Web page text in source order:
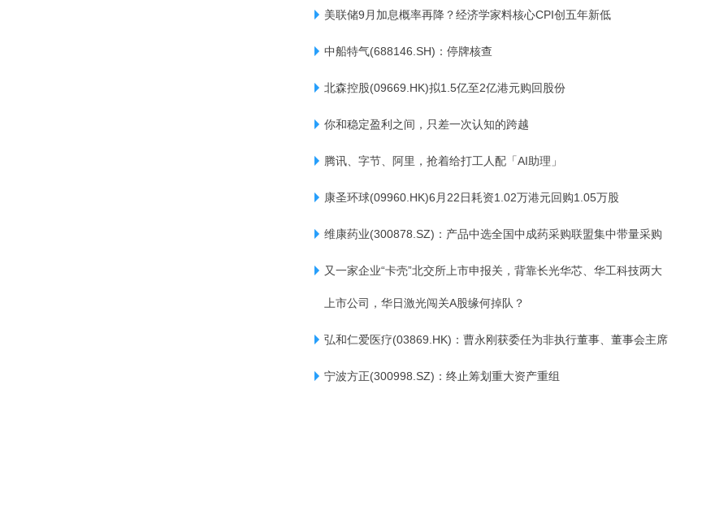
美联储9月加息概率再降？经济学家料核心CPI创五年新低
中船特气(688146.SH)：停牌核查
北森控股(09669.HK)拟1.5亿至2亿港元购回股份
你和稳定盈利之间，只差一次认知的跨越
腾讯、字节、阿里，抢着给打工人配「AI助理」
康圣环球(09960.HK)6月22日耗资1.02万港元回购1.05万股
维康药业(300878.SZ)：产品中选全国中成药采购联盟集中带量采购
又一家企业“卡壳”北交所上市申报关，背靠长光华芯、华工科技两大
上市公司，华日激光闯关A股缘何掉队？
弘和仁爱医疗(03869.HK)：曹永刚获委任为非执行董事、董事会主席
宁波方正(300998.SZ)：终止筹划重大资产重组